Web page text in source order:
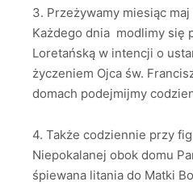
3. Przeżywamy miesiąc
Każdego dnia modlimy się
Loretańską w intencji o
życzeniem Ojca św.
domach podejmijmy
4. Także codziennie przy
Niepokalanej obok domu
śpiewana litania do Matki